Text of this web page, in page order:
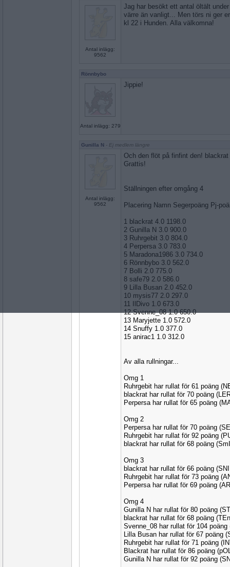
Antal inlägg:
9562
Jag har besökt ett antal öltält
värre än vanligt... Men törs ni ger
kl 22 i Hunden. Alla välkomna!
Rönnbybo
Antal inlägg: 279
Jippie!
Gunilla N - Ej medlem längre
Antal inlägg:
9562
Och den flöt på finfint den!
Grattis!
Ställningen efter omgång 4
Placering Namn Segerpoäng Pj-
1 blackrat 4.0 1198.0
2 Gunilla N 3.0 900.0
3 Ruhrgebit 3.0 804.0
4 Perpersa 3.0 783.0
5 Maradona1986 3.0 734.0
6 Rönnbybo 3.0 562.0
7 Bolli 2.0 775.0
8 safe79 2.0 586.0
9 Lilla Busan 2.0 452.0
10 mysis77 2.0 297.0
11 IlDivo 1.0 673.0
12 Svenne_08 1.0 650.0
13 Maryjette 1.0 572.0
14 Snuffy 1.0 377.0
15 anirac1 1.0 312.0
Av alla rullningar...
Omg 1
Ruhrgebit har rullat för 61 poäng
blackrat har rullat för 70 poäng
Perpersa har rullat för 65 poäng
Omg 2
Perpersa har rullat för 70 poäng
Ruhrgebit har rullat för 92 poäng
blackrat har rullat för 68 poäng
Omg 3
blackrat har rullat för 66 poäng
Ruhrgebit har rullat för 73 poäng
Perpersa har rullat för 69 poäng
Omg 4
Gunilla N har rullat för 80 poäng
blackrat har rullat för 68 poäng
Svenne_08 har rullat för 104 poäng
Lilla Busan har rullat för 67 poäng
Ruhrgebit har rullat för 71 poäng
Blackrat har rullat för 86 poäng
Gunilla N har rullat för 92 poäng